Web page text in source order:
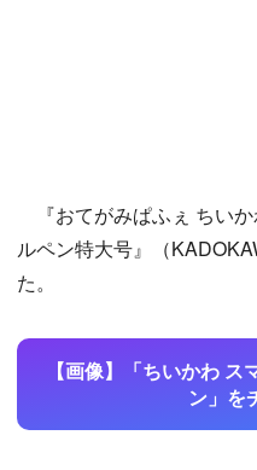
『おてがみぱふぇ ちい
ルペン特大号』（
た。
【画像】「ちいかわ
ン」を